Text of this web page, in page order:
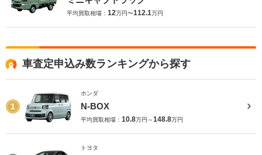
平均買取相場： 12万円〜112.1万円
車査定申込み数ランキングから探す
1
ホンダ
N-BOX
平均買取相場： 10.8万円～148.8万円
トヨタ